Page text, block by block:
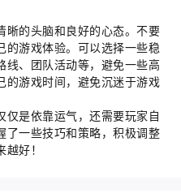
晰的头脑和良好的心态。不要
的游戏体验。可以选择一些稳
线、团队活动等，避免一些高
的游戏时间，避免沉迷于游戏
是依靠运气，还需要玩家自
了一些技巧和策略，积极调整
好！